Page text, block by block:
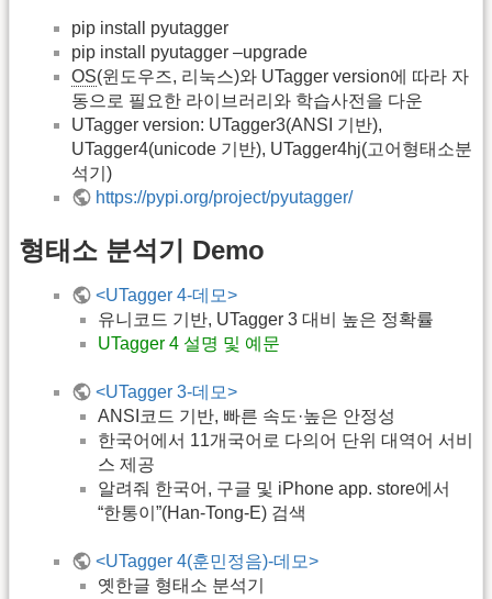
pip install pyutagger
pip install pyutagger –upgrade
OS(윈도우즈, 리눅스)와 UTagger version에 따라 자
동으로 필요한 라이브러리와 학습사전을 다운
UTagger version: UTagger3(ANSI 기반),
UTagger4(unicode 기반), UTagger4hj(고어형태소분
석기)
https://pypi.org/project/pyutagger/
형태소 분석기 Demo
<UTagger 4-데모>
유니코드 기반, UTagger 3 대비 높은 정확률
UTagger 4 설명 및 예문
<UTagger 3-데모>
ANSI코드 기반, 빠른 속도·높은 안정성
한국어에서 11개국어로 다의어 단위 대역어 서비
스 제공
알려줘 한국어, 구글 및 iPhone app. store에서
“한통이”(Han-Tong-E) 검색
<UTagger 4(훈민정음)-데모>
옛한글 형태소 분석기